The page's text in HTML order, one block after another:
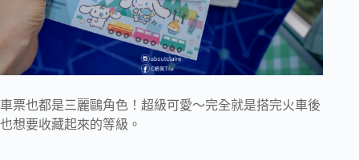
車票也都是三麗鷗角色！超級可愛～完全就是搭完火車後
也想要收藏起來的等級。